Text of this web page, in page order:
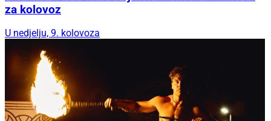
za kolovoz
U nedjelju, 9. kolovoza